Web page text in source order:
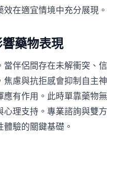
在適宜情境中充分展現。
藥物表現
伴侶間存在未解衝突、信
慮與抗拒感會抑制自主神
有作用。此時單靠藥物無
心理支持。專業諮詢與雙方
驗的關鍵基礎。